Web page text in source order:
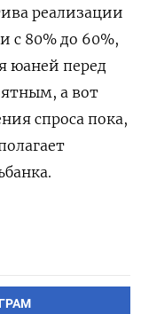
реализации
с 80% до 60%,
юаней перед
а вот
спроса пока,